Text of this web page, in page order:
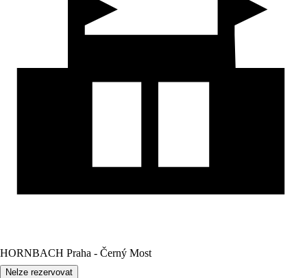
HORNBACH Praha - Černý Most
Nelze rezervovat